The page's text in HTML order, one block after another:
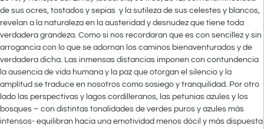
de sus ocres, tostados y sepias y la sutileza de sus celestes y blancos,
revelan a la naturaleza en la austeridad y desnudez que tiene toda
verdadera grandeza. Como si nos recordaran que es con sencillez y sin
arrogancia con lo que se adornan los caminos bienaventurados y de
verdadera dicha. Las inmensas distancias imponen con contundencia
la ausencia de vida humana y la paz que otorgan el silencio y la
amplitud se traduce en nosotros como sosiego y tranquilidad. Por otro
lado las perspectivas y lagos cordilleranos, las petunias azules y los
bosques – con distintas tonalidades de verdes puros y azules más
intensos- equilibran hacia una emotividad menos dócil y más dispuesta